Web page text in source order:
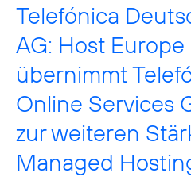
Telefónica
AG: Host
übernimmt
Online Services
zur weiteren
Managed